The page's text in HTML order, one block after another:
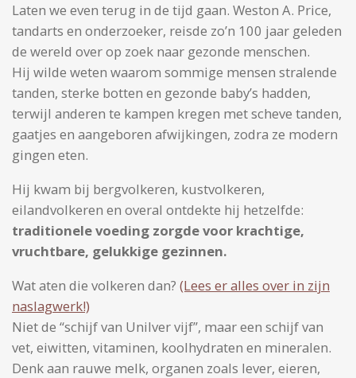
Laten we even terug in de tijd gaan. Weston A. Price,
tandarts en onderzoeker, reisde zo’n 100 jaar geleden
de wereld over op zoek naar gezonde menschen.
Hij wilde weten waarom sommige mensen stralende
tanden, sterke botten en gezonde baby’s hadden,
terwijl anderen te kampen kregen met scheve tanden,
gaatjes en aangeboren afwijkingen, zodra ze modern
gingen eten.
Hij kwam bij bergvolkeren, kustvolkeren,
eilandvolkeren en overal ontdekte hij hetzelfde:
traditionele voeding zorgde voor krachtige,
vruchtbare, gelukkige gezinnen.
Wat aten die volkeren dan? (Lees er alles over in zijn
naslagwerk!)
Niet de “schijf van Unilver vijf”, maar een schijf van
vet, eiwitten, vitaminen, koolhydraten en mineralen.
Denk aan rauwe melk, organen zoals lever, eieren,